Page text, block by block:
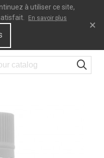
à utiliser ce site,
En savoir plus ×